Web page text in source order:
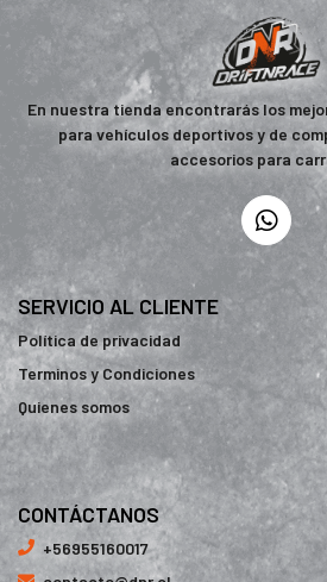
En nuestra tienda encontrarás los
para vehículos deportivos y de
accesorios para
SERVICIO AL CLIENTE
Política de privacidad
Terminos y Condiciones
Quienes somos
CONTÁCTANOS
+56955160017